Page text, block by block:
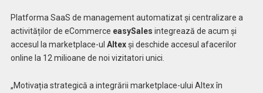
Platforma SaaS de management automatizat și centralizare a
activităților de eCommerce easySales integrează de acum și
accesul la marketplace-ul Altexși deschide accesul afacerilor
online la 12 milioane de noi vizitatori unici.
„Motivația strategică a integrării marketplace-ului Altex în